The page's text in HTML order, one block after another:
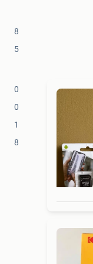
8
5
0
0
1
8